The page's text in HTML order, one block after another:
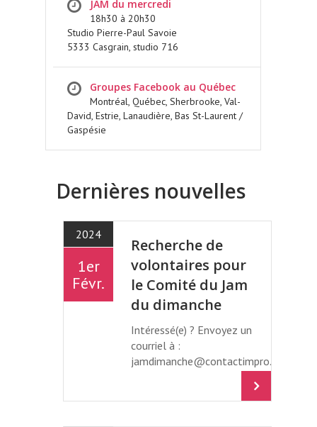
JAM du mercredi
18h30 à 20h30
Studio Pierre-Paul Savoie
5333 Casgrain, studio 716
Groupes Facebook au Québec
Montréal, Québec, Sherbrooke, Val-
David, Estrie, Lanaudière, Bas St-Laurent /
Gaspésie
Dernières nouvelles
2024
1er
Févr.
Recherche de
volontaires pour
le Comité du Jam
du dimanche
Intéressé(e) ? Envoyez un
courriel à :
jamdimanche@contactimpro.org